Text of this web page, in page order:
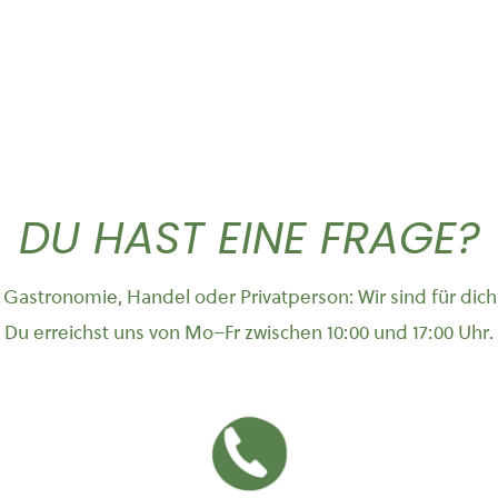
DU HAST EINE FRAGE?
Handel oder Privatperson: Wir sind für
Du erreichst uns von Mo–Fr zwischen 10:00 und 17:00 Uhr.